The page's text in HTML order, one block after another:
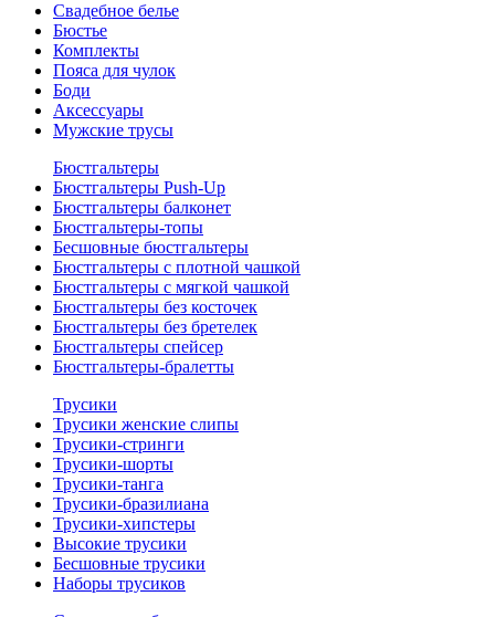
Свадебное белье
Бюстье
Комплекты
Пояса для чулок
Боди
Аксессуары
Мужские трусы
Бюстгальтеры
Бюстгальтеры Push-Up
Бюстгальтеры балконет
Бюстгальтеры-топы
Бесшовные бюстгальтеры
Бюстгальтеры с плотной чашкой
Бюстгальтеры с мягкой чашкой
Бюстгальтеры без косточек
Бюстгальтеры без бретелек
Бюстгальтеры спейсер
Бюстгальтеры-бралетты
Трусики
Трусики женские слипы
Трусики-стринги
Трусики-шорты
Трусики-танга
Трусики-бразилиана
Трусики-хипстеры
Высокие трусики
Бесшовные трусики
Наборы трусиков